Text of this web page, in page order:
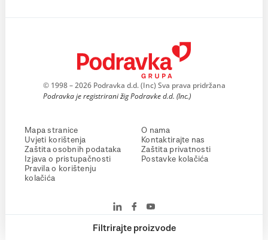
Filtrirajte proizvode
© 1998 – 2026 Podravka d.d. (Inc) Sva prava pridržana
Podravka je registrirani žig Podravke d.d. (Inc.)
Mapa stranice
Uvjeti korištenja
Zaštita osobnih podataka
Izjava o pristupačnosti
Pravila o korištenju
kolačića
O nama
Kontaktirajte nas
Zaštita privatnosti
Postavke kolačića